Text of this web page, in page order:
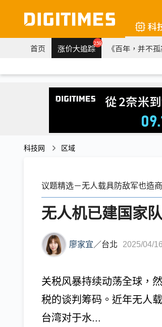
科
首页 涨价大追踪259 《百年，并不
科技网 区域
议题精选－无人载具防敌军也造
无人机已建国家
廖家宜 ／台北 2025/04/16
关税风暴持续动荡全球，
税的谈判筹码。近年无人
台湾对于水...